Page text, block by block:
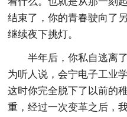
结束了，你的青春驶向了
继续夜下挑灯。
半年后，你私自逃离
为听人说，会宁电子工业
这时你完全脱下了以前的
重，经过一次变革之后，